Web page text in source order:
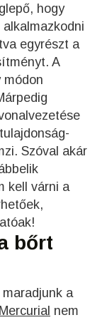
hogy
egyrészt a
A
módon
Szóval akár
kell várni a
bőrt
a
nem